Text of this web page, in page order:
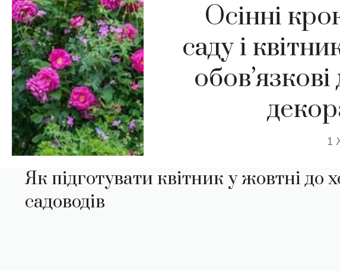
Осінні
саду і
обов’язкові
1
Як підготувати квітник у жовтні до
садоводів